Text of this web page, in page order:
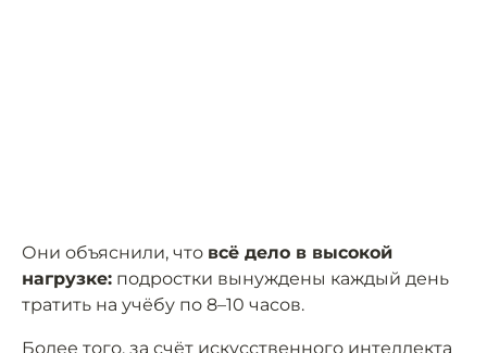
Они объяснили, что всё дело в высокой
нагрузке: подростки вынуждены каждый день
тратить на учёбу по 8–10 часов.
Более того, за счёт искусственного интеллекта